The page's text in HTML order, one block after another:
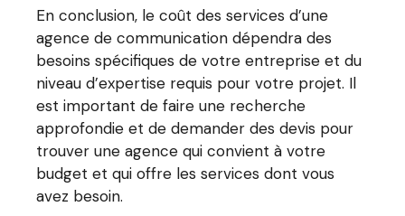
En conclusion, le coût des services d’une
agence de communication dépendra des
besoins spécifiques de votre entreprise et du
niveau d’expertise requis pour votre projet. Il
est important de faire une recherche
approfondie et de demander des devis pour
trouver une agence qui convient à votre
budget et qui offre les services dont vous
avez besoin.